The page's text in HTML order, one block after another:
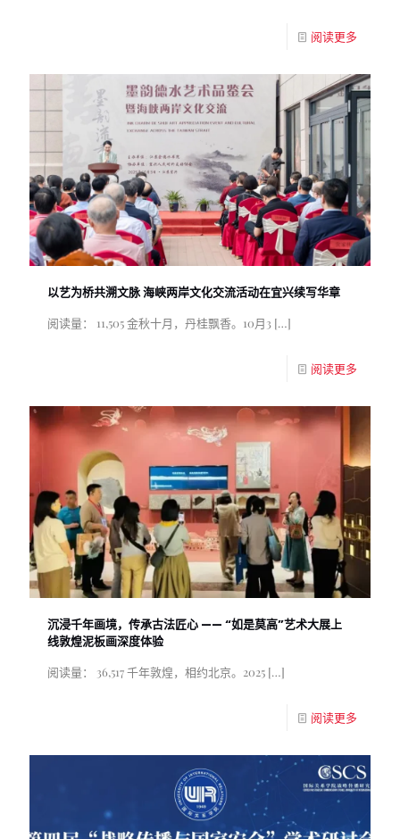
阅读更多
以艺为桥共溯文脉 海峡两岸文化交流活动在宜兴续写华章
阅读量： 11,505 金秋十月，丹桂飘香。10月3 […]
阅读更多
沉浸千年画境，传承古法匠心 —— “如是莫高”艺术大展上
线敦煌泥板画深度体验
阅读量： 36,517 千年敦煌，相约北京。2025 […]
阅读更多